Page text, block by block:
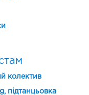
колектив
підтанцьовка